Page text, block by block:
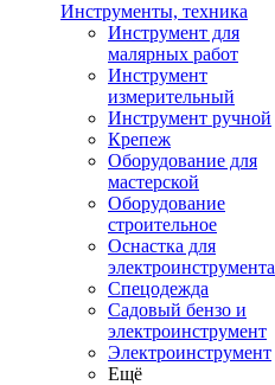
Инструменты, техника
Инструмент для
малярных работ
Инструмент
измерительный
Инструмент ручной
Крепеж
Оборудование для
мастерской
Оборудование
строительное
Оснастка для
электроинструмента
Спецодежда
Садовый бензо и
электроинструмент
Электроинструмент
Ещё